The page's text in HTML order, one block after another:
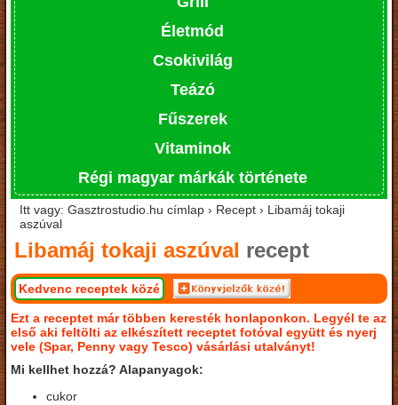
Életmód
Csokivilág
Teázó
Fűszerek
Vitaminok
Régi magyar márkák története
Itt vagy: Gasztrostudio.hu címlap › Recept › Libamáj tokaji
aszúval
Libamáj tokaji aszúval recept
Kedvenc receptek közé
Ezt a receptet már többen keresték honlaponkon. Legyél te az
első aki feltölti az elkészített receptet fotóval együtt és nyerj
vele (Spar, Penny vagy Tesco) vásárlási utalványt!
Mi kellhet hozzá? Alapanyagok:
cukor